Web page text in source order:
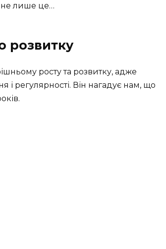
не лише це…
розвитку
росту та розвитку, адже
і регулярності. Він нагадує нам, що